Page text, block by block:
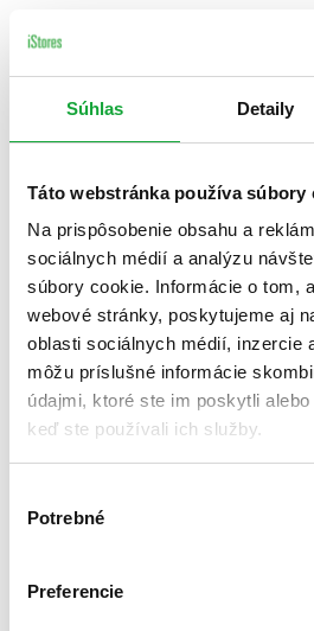
Súhlas Detaily
Táto webstránka používa súbory
Na prispôsobenie obsahu a
sociálnych médií a analýzu
súbory cookie. Informácie o tom,
webové stránky, poskytujeme aj
oblasti sociálnych médií, inzercie
môžu príslušné informácie
údajmi, ktoré ste im poskytli
keď ste používali ich služby.
súhlasu
Potrebné
Preferencie